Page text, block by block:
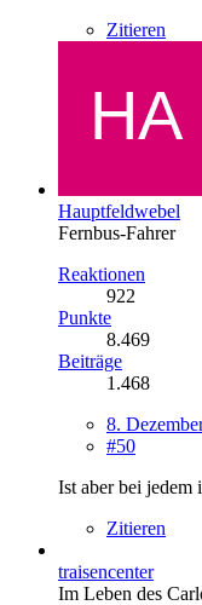
Zitieren
Hauptfeldwebel
Fernbus-Fahrer
Reaktionen
922
Punkte
8.469
Beiträge
1.468
8.
#50
Ist aber bei jedem
Zitieren
traisencenter
Im Leben des